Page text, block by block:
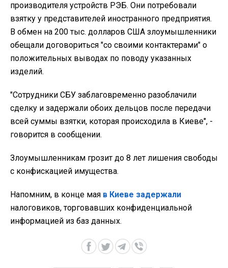
производителя устройств РЭБ. Они потребовали
взятку у представителей иностранного предприятия.
В обмен на 200 тыс. долларов США злоумышленники
обещали договориться "со своими контактерами" о
положительных выводах по поводу указанных
изделий.
"Сотрудники СБУ заблаговременно разоблачили
сделку и задержали обоих дельцов после передачи
всей суммы взятки, которая происходила в Киеве", -
говорится в сообщении.
Злоумышленникам грозит до 8 лет лишения свободы
с конфискацией имущества.
Напомним, в конце мая в Киеве задержали
налоговиков, торговавших конфиденциальной
информацией из баз данных.